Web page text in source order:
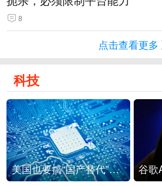
8
点击查看更多
科技
美国也要搞“国产替代”？先算清三笔账